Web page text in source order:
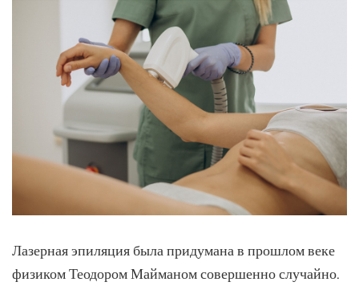
Лазерная эпиляция была придумана в прошлом веке
физиком Теодором Майманом совершенно случайно.